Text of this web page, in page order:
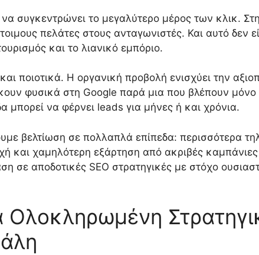
συγκεντρώνει το μεγαλύτερο μέρος των κλικ.
πελάτες στους ανταγωνιστές. Και αυτό δεν
και το λιανικό εμπόριο.
ποιοτικά. Η οργανική προβολή ενισχύει την
φυσικά στη Google παρά μια που βλέπουν μόνο
μπορεί να φέρνει leads για μήνες ή και χρόνια.
βελτίωση σε πολλαπλά επίπεδα: περισσότερα
και χαμηλότερη εξάρτηση από ακριβές
σε αποδοτικές SEO στρατηγικές με στόχο
Ολοκληρωμένη